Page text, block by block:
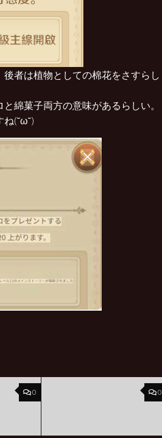
者は植物としての棉花をさすらし
綿菓子両方の意味があるらしい。
(˘ω˘)
0 0